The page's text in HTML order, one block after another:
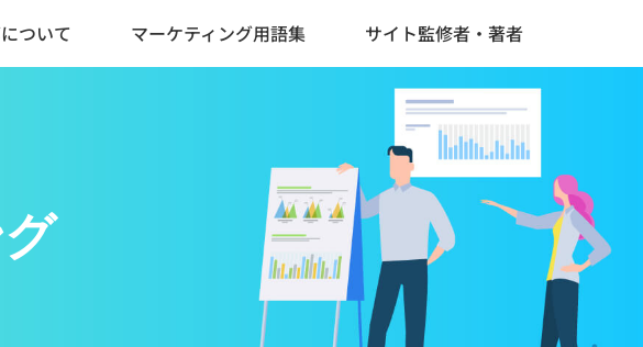
ついて マーケティング用語集 サイト監修者・著者